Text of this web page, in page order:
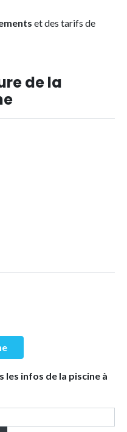
et des tarifs de
de la
les infos de la piscine à